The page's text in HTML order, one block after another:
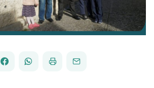
PARTAGER
FACEBOOK
PARTAGER
WHATSAPP
IMPRIMERENVOYER
PAR
EMAIL